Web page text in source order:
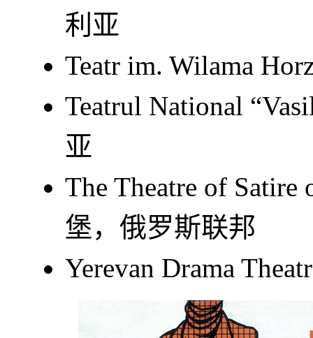
利亚
Teatr im. Wilama
Teatrul National
亚
The Theatre of
堡，俄罗斯联邦
Yerevan Drama